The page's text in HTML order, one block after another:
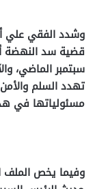
وشدد الفقي علي
قضية سد النهضة
سبتمبر الماضي،
تهدد السلم
مسئولياتها في
وفيما يخص الملف